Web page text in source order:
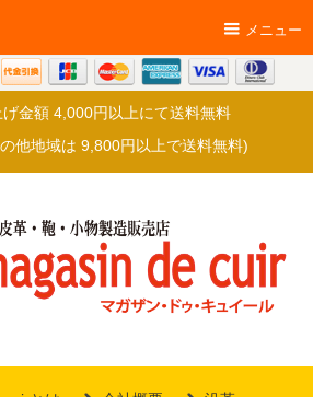
メニュー
げ金額 4,000円以上にて送料無料
他地域は 9,800円以上で送料無料)